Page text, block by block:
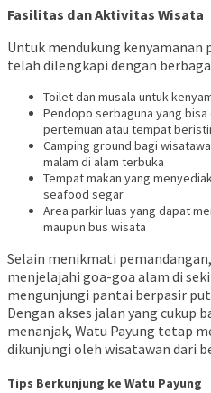
Fasilitas dan Aktivitas Wisata
Untuk mendukung kenyamanan
telah dilengkapi dengan
Toilet dan musala untuk
Pendopo serbaguna yang
pertemuan atau tempat
Camping ground bagi
malam di alam terbuka
Tempat makan yang
seafood segar
Area parkir luas yang dapat
maupun bus wisata
Selain menikmati
menjelajahi goa-goa alam di
mengunjungi pantai berpasir
Dengan akses jalan yang cukup
menanjak, Watu Payung tetap
dikunjungi oleh wisatawan dari
Tips Berkunjung ke Watu Payung